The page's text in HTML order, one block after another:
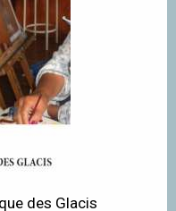
des Glacis